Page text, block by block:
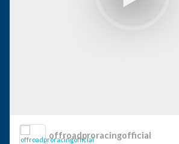
offroadproracingofficial